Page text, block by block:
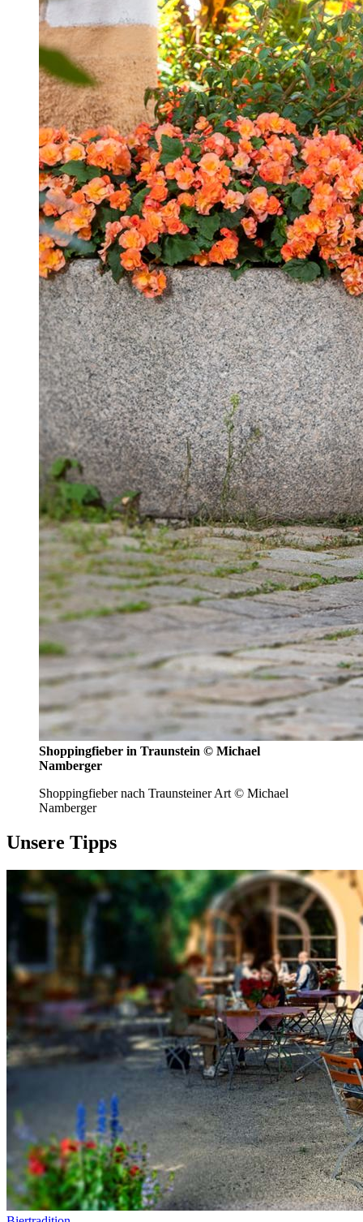
Shoppingfieber in Traunstein © Michael
Namberger
Shoppingfieber nach Traunsteiner Art © Michael
Namberger
Unsere Tipps